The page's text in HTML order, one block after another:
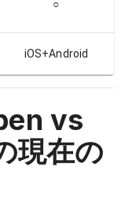
○
iOS+Android
vs
現在の